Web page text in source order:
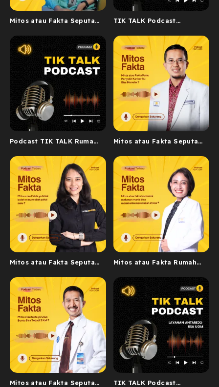
Mitos atau Fakta Seputar
TIK TALK Podcast
Podcast TIK TALK Rumah
Mitos atau Fakta Seputar
Mitos atau Fakta Seputar
Mitos atau Fakta Rumah
Mitos atau Fakta Seputar
TIK TALK Podcast